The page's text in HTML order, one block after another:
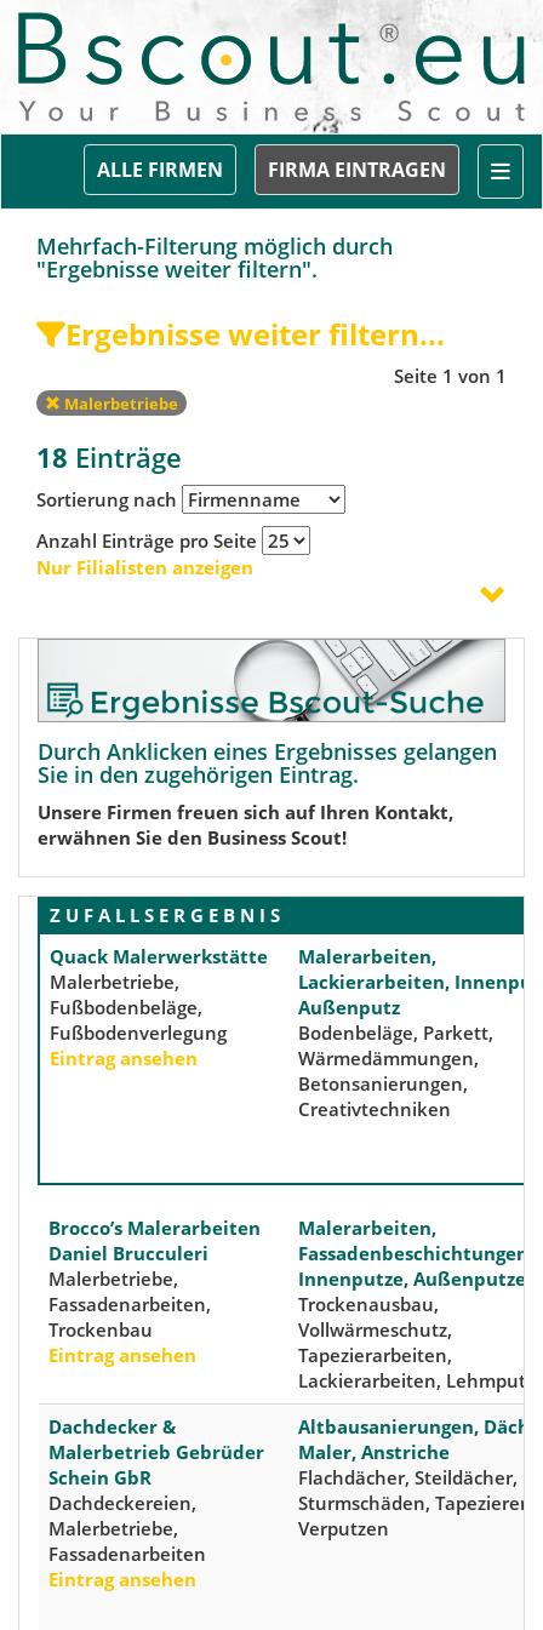
FIRMA EINTRAGEN
ALLE FIRMEN
Mehrfach-Filterung möglich durch
"Ergebnisse weiter filtern".
Ergebnisse weiter filtern...
Seite 1 von 1
Malerbetriebe
18 Einträge
Sortierung nach
Anzahl Einträge pro Seite
Nur Filialisten anzeigen
Durch Anklicken eines Ergebnisses gelangen
Sie in den zugehörigen Eintrag.
Unsere Firmen freuen sich auf Ihren Kontakt,
erwähnen Sie den Business Scout!
Z U F A L L S E R G E B N I S
Quack Malerwerkstätte
Malerbetriebe,
Fußbodenbeläge,
Fußbodenverlegung
Eintrag ansehen
Malerarbeiten,
Lackierarbeiten,
Außenputz
Bodenbeläge, Parkett,
Wärmedämmungen,
Betonsanierungen,
Creativtechniken
Brocco’s Malerarbeiten
Daniel Brucculeri
Malerbetriebe,
Fassadenarbeiten,
Trockenbau
Eintrag ansehen
Malerarbeiten,
Fassadenbeschichtungen,
Innenputze, Außenputze
Trockenausbau,
Vollwärmeschutz,
Tapezierarbeiten,
Lackierarbeiten,
Dachdecker &
Malerbetrieb Gebrüder
Schein GbR
Dachdeckereien,
Malerbetriebe,
Fassadenarbeiten
Eintrag ansehen
Altbausanierungen,
Maler, Anstriche
Flachdächer, Steildächer,
Sturmschäden, Tapezieren,
Verputzen